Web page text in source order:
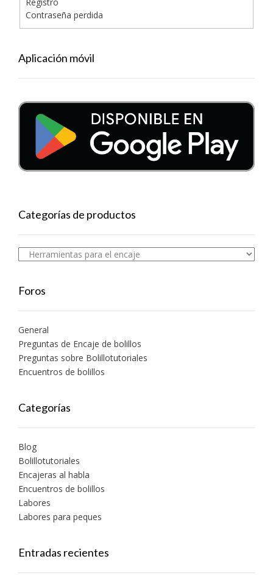
Contraseña perdida
Aplicación móvil
Categorías de productos
Foros
General
Preguntas de Encaje de bolillos
Preguntas sobre Bolillotutoriales
Encuentros de bolillos
Categorías
Blog
Bolillotutoriales
Encajeras al habla
Encuentros de bolillos
Labores
Labores para peques
Entradas recientes